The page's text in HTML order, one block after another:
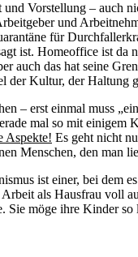
Vorstellung –
und
für
ist. Homeoffice ist
das hat seine
Kultur, der Haltung
– erst einmal muss
mal so mit
Aspekte! Es geht nicht
Menschen, den man
ist einer, bei dem
als Hausfrau
möge ihre Kinder